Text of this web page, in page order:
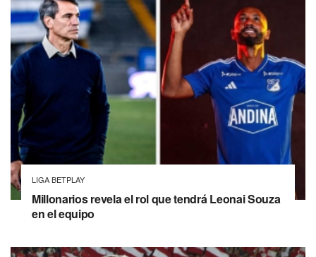
LIGA BETPLAY
Millonarios revela el rol que tendrá Leonai Souza
en el equipo